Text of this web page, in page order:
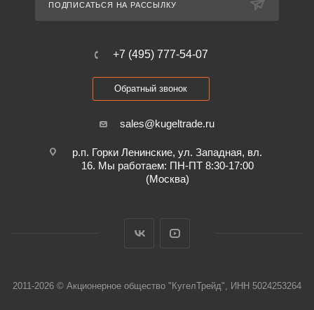
ПОДПИСАТЬСЯ НА РАССЫЛКУ
+7 (495) 777-54-07
Обратный звонок
sales@kugeltrade.ru
р.п. Горки Ленинские, ул. Западная, вл.
16. Мы работаем: ПН-ПТ 8:30-17:00
(Москва)
2011-2026 © Акционерное общество "КугелТрейд", ИНН 5024253264